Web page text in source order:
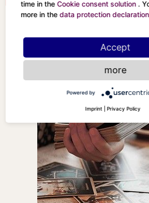
time in theCookie consent solution .
more in thedata protection declaration
Accept
more
Powered by
Imprint Privacy Policy